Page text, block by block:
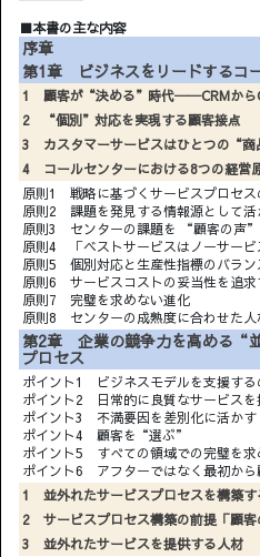
■本書の主な内容
序章
第1章 ビジネスをリードするコ
1 顧客が“決める”時代──CRMから
2 “個別”対応を実現する顧客接点
3 カスタマーサービスはひとつの“商
4 コールセンターにおける8つの経営
原則1 戦略に基づくサービスプロセス
原則2 課題を発見する情報源として活
原則3 センターの課題を “顧客の声”
原則4 「ベストサービスはノーサービ
原則5 個別対応と生産性指標のバラン
原則6 サービスコストの妥当性を追求
原則7 完璧を求めない進化
原則8 センターの成熟度に合わせた人
第2章 企業の競争力を高める“
プロセス
ポイント1 ビジネスモデルを支援する
ポイント2 日常的に良質なサービスを
ポイント3 不満要因を差別化に活かす
ポイント4 顧客を“選ぶ”
ポイント5 すべての領域での完璧を求
ポイント6 アフターではなく最初から
1 並外れたサービスプロセスを構築す
2 サービスプロセス構築の前提「顧客
3 並外れたサービスを提供する人材